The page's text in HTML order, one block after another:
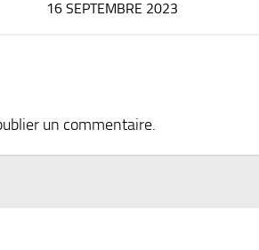
16 SEPTEMBRE 2023
un commentaire.